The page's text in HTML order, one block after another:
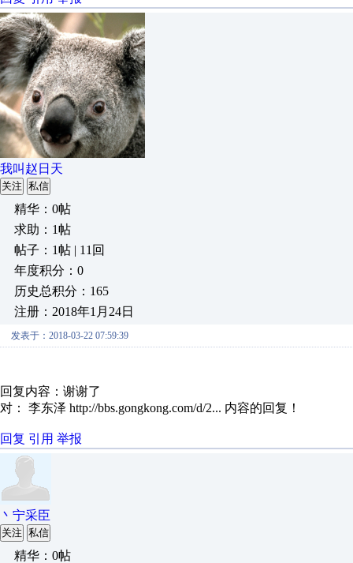
我叫赵日天
关注 私信
精华：0帖
求助：1帖
帖子：1帖 | 11回
年度积分：0
历史总积分：165
注册：2018年1月24日
发表于：2018-03-22 07:59:39
回复内容：谢谢了
对： 李东泽 http://bbs.gongkong.com/d/2... 内容的回复！
回复 引用 举报
丶宁采臣
关注 私信
精华：0帖